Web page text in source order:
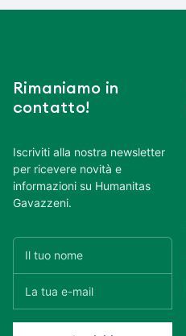
Rimaniamo in
contatto!
Iscriviti alla nostra newsletter
per ricevere novità e
informazioni su Humanitas
Gavazzeni.